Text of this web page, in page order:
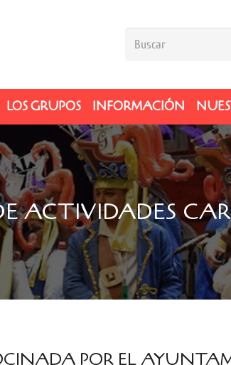
LOS GRUPOS INFORMACIÓN
ACTIVIDADES
POR EL